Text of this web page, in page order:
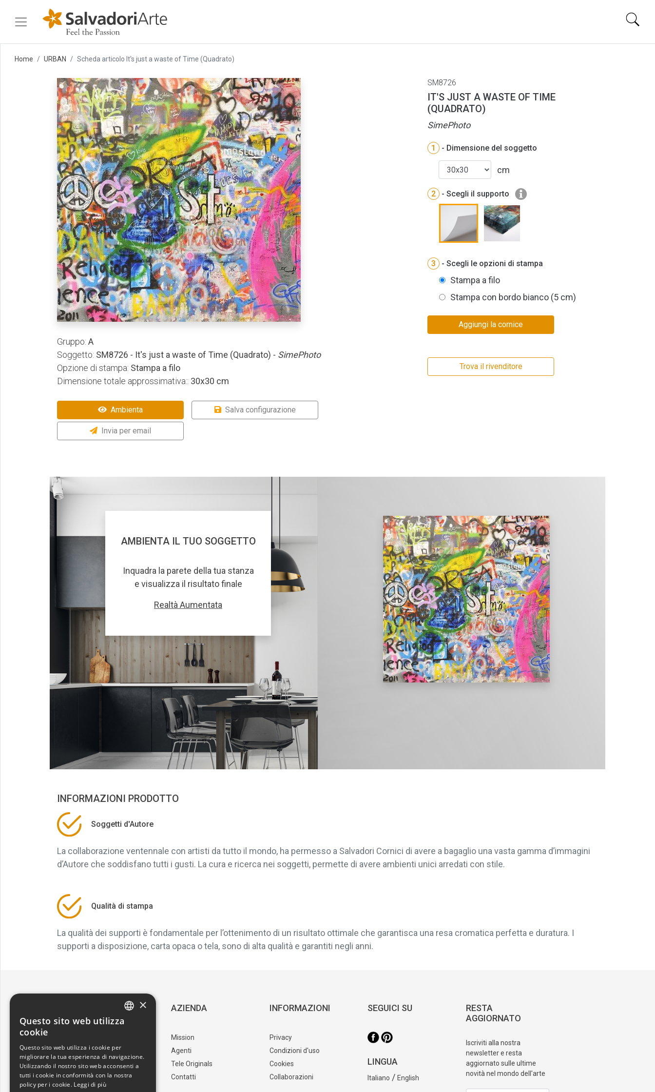
Home URBAN Scheda articolo It's just a waste of Time (Quadrato)
Gruppo: A
Soggetto: SM8726 - It's just a waste of Time (Quadrato) - SimePhoto
Opzione di stampa: Stampa a filo
Dimensione totale approssimativa:: 30x30 cm
Ambienta Salva configurazione
Invia per email
SM8726
IT'S JUST A WASTE OF TIME
(QUADRATO)
SimePhoto
1 - Dimensione del soggetto
cm
2 - Scegli il supporto
3 - Scegli le opzioni di stampa
Stampa a filo
Stampa con bordo bianco (5 cm)
Aggiungi la cornice
Trova il rivenditore
AMBIENTA IL TUO SOGGETTO
Inquadra la parete della tua stanza
e visualizza il risultato finale
Realtà Aumentata
INFORMAZIONI PRODOTTO
Soggetti d'Autore
La collaborazione ventennale con artisti da tutto il mondo, ha permesso a Salvadori Cornici di avere a bagaglio una vasta gamma d’immagini
d’Autore che soddisfano tutti i gusti. La cura e ricerca nei soggetti, permette di avere ambienti unici arredati con stile.
Qualità di stampa
La qualità dei supporti è fondamentale per l’ottenimento di un risultato ottimale che garantisca una resa cromatica perfetta e duratura. I
supporti a disposizione, carta opaca o tela, sono di alta qualità e garantiti negli anni.
SERVIZIO CLIENTI
I nostri artisti
Trova il punto vendita
AZIENDA
Mission
Agenti
Tele Originals
Contatti
INFORMAZIONI
Privacy
Condizioni d'uso
Cookies
Collaborazioni
SEGUICI SU
LINGUA
Italiano /English
RESTA
AGGIORNATO
Iscriviti alla nostra
newsletter e resta
aggiornato sulle ultime
novità nel mondo dell'arte
×
Questo sito web utilizza
cookie
Questo sito web utilizza i cookie per
migliorare la tua esperienza di navigazione.
Utilizzando il nostro sito web acconsenti a
tutti i cookie in conformità con la nostra
policy per i cookie. Leggi di più